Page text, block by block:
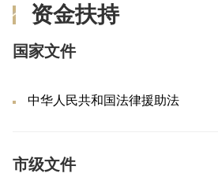
资金扶持
国家文件
中华人民共和国法律援助法
市级文件